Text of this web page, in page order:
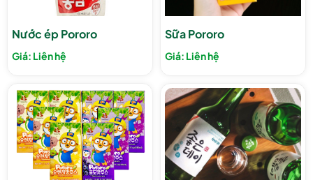
Nước ép Pororo
Giá: Liên hệ
Sữa Pororo
Giá: Liên hệ